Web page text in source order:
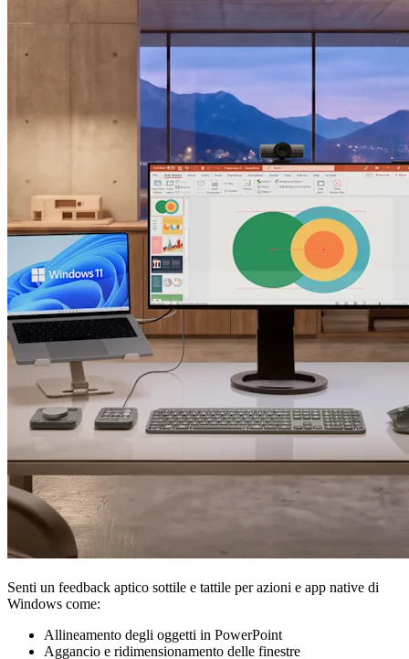
Senti un feedback aptico sottile e tattile per azioni e app native di
Windows come:
Allineamento degli oggetti in PowerPoint
Aggancio e ridimensionamento delle finestre